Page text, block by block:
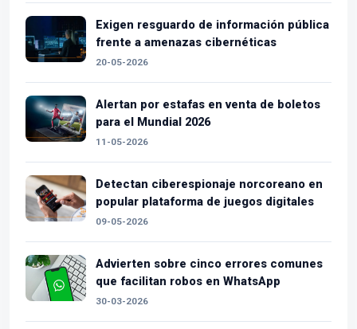
Exigen resguardo de información pública
frente a amenazas cibernéticas
20-05-2026
Alertan por estafas en venta de boletos
para el Mundial 2026
11-05-2026
Detectan ciberespionaje norcoreano en
popular plataforma de juegos digitales
09-05-2026
Advierten sobre cinco errores comunes
que facilitan robos en WhatsApp
30-03-2026